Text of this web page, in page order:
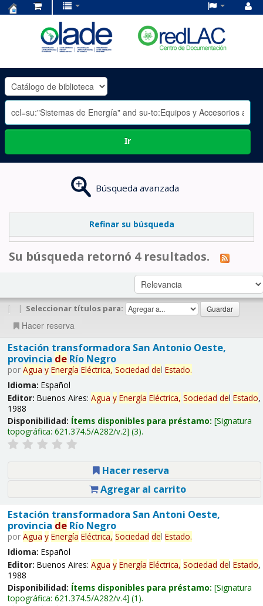
OLADE
-
Ir
Búsqueda avanzada
Refinar su búsqueda
Su búsqueda retornó 4 resultados.
| | Seleccionar títulos para:
Hacer reserva
Estación transformadora San Antonio Oeste,
provincia deRío Negro
por Agua y Energía Eléctrica, Sociedad del Estado.
Idioma: Español
Editor: Buenos Aires: Agua y Energía Eléctrica, Sociedad del Estado,
1988
Disponibilidad: Ítems disponibles para préstamo: Signatura
topográfica: 621.374.5/A282/v.2 (3).
Hacer reserva
Agregar al carrito
Estación transformadora San Antoni Oeste,
provincia deRío Negro
por Agua y Energía Eléctrica, Sociedad del Estado.
Idioma: Español
Editor: Buenos Aires: Agua y Energía Eléctrica, Sociedad del Estado,
1988
Disponibilidad: Ítems disponibles para préstamo: Signatura
topográfica: 621.374.5/A282/v.4 (1).